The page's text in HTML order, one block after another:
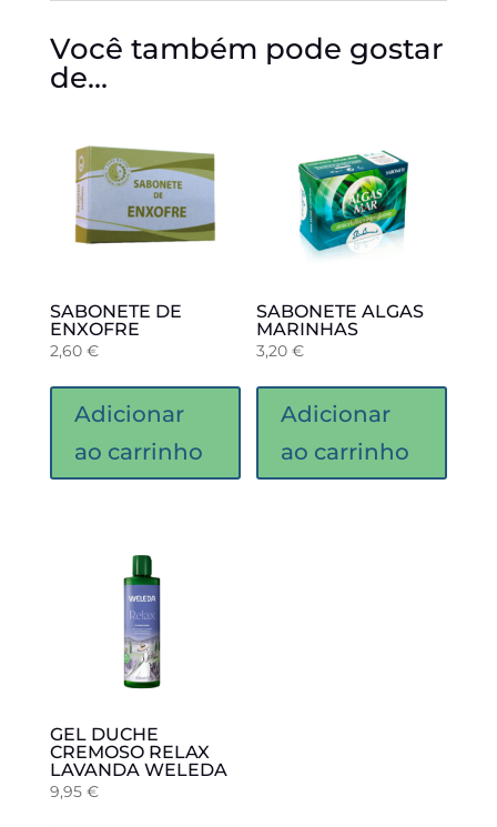
Você também pode gostar
de…
SABONETE DE
ENXOFRE
2,60 €
Adicionar
ao carrinho
SABONETE ALGAS
MARINHAS
3,20€
Adicionar
ao carrinho
GEL DUCHE
CREMOSO RELAX
LAVANDA WELEDA
9,95 €